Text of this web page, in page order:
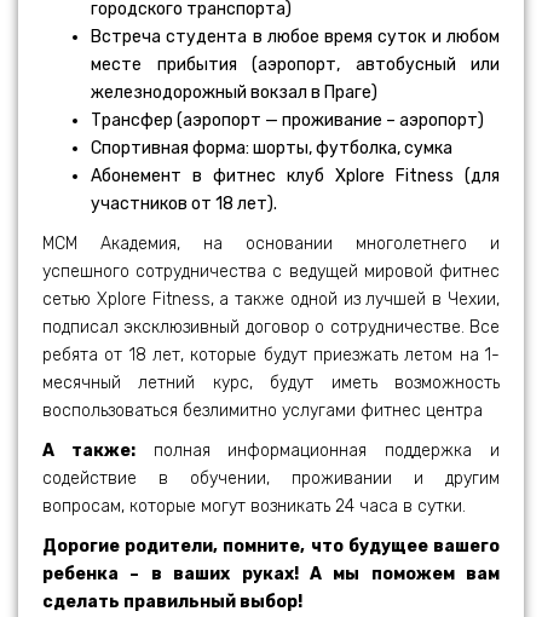
городского транспорта)
Встреча студента в любое время суток и любом
месте прибытия (аэропорт, автобусный или
железнодорожный вокзал в Праге)
Трансфер (аэропорт — проживание – аэропорт)
Спортивная форма: шорты, футболка, сумка
Абонемент в фитнес клуб Xplore Fitness (для
участников от 18 лет).
МСМ Академия, на основании многолетнего и
успешного сотрудничества с ведущей мировой фитнес
сетью Xplore Fitness, а также одной из лучшей в Чехии,
подписал эксклюзивный договор о сотрудничестве. Все
ребята от 18 лет, которые будут приезжать летом на 1-
месячный летний курс, будут иметь возможность
воспользоваться безлимитно услугами фитнес центра
А также:полная информационная поддержка и
содействие в обучении, проживании и другим
вопросам, которые могут возникать 24 часа в сутки.
Дорогие родители, помните, что будущее вашего
ребенка – в ваших руках! А мы поможем вам
сделать правильный выбор!